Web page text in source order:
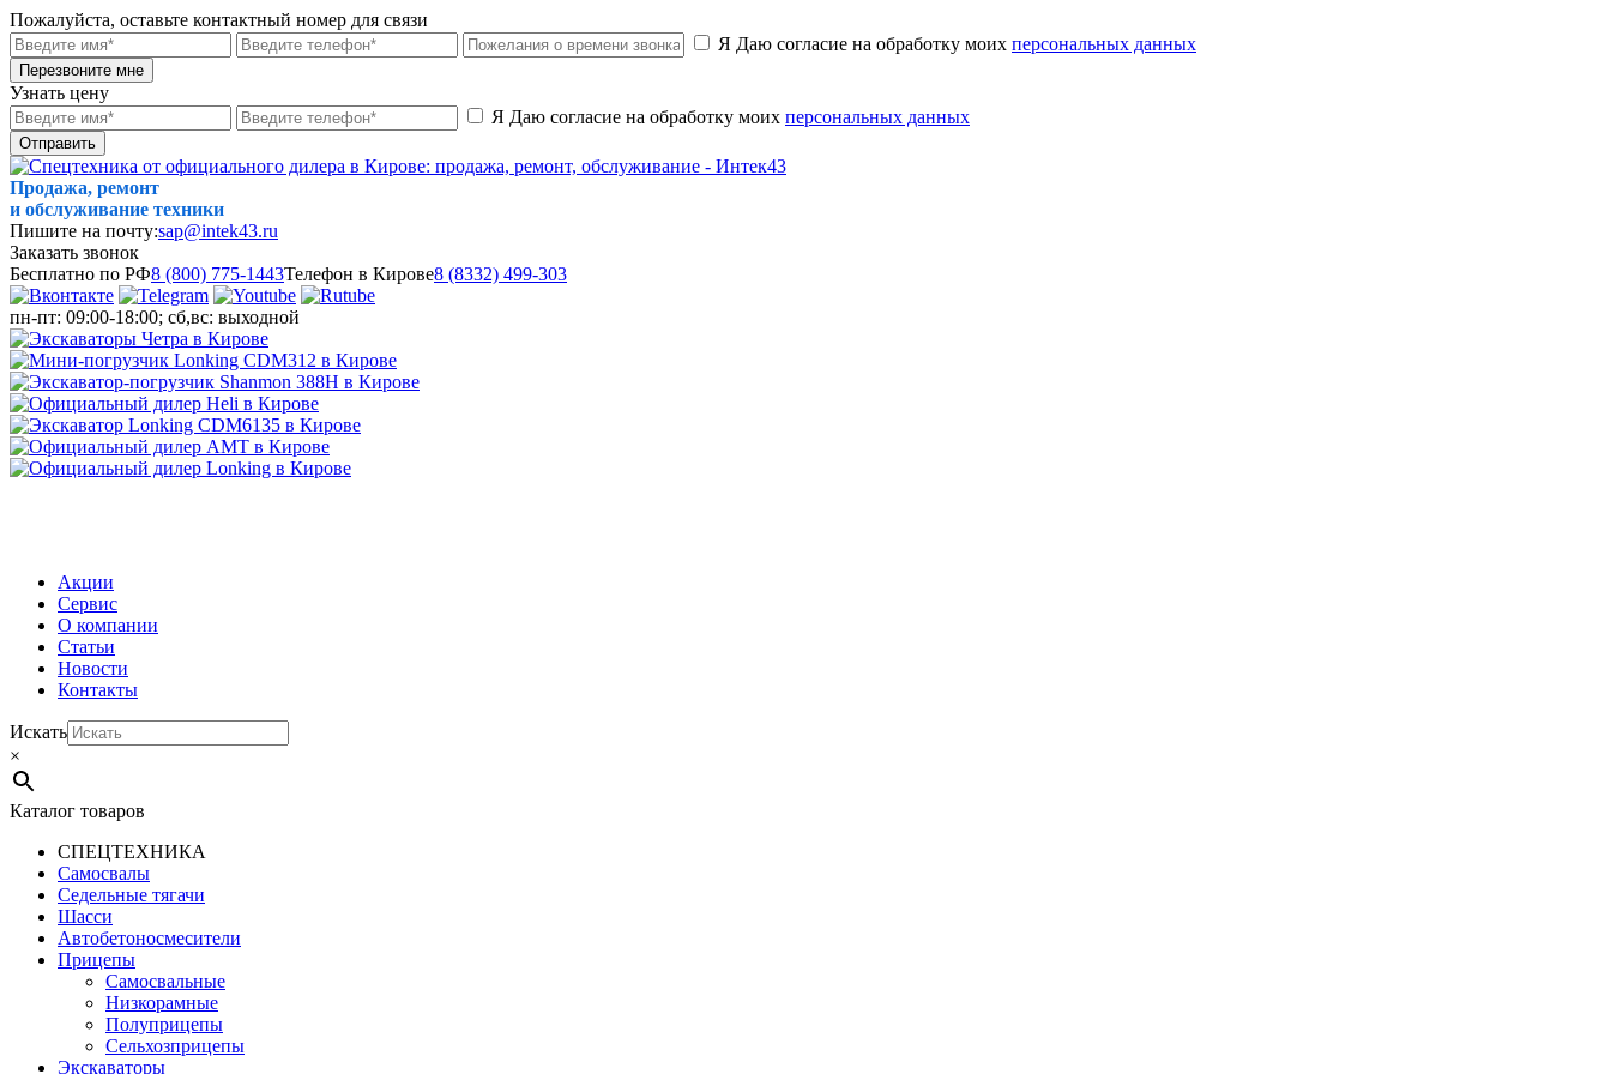
Пожалуйста, оставьте контактный номер для связи
Я Даю согласие на обработку моих персональных данных
Перезвоните мне
Узнать цену
Я Даю согласие на обработку моих персональных данных
Отправить
Продажа, ремонт
и обслуживание техники
Пишите на почту:sap@intek43.ru
Заказать звонок
Бесплатно по РФ8 (800) 775-1443Телефон в Кирове8 (8332) 499-303
пн-пт: 09:00-18:00; сб,вс: выходной
Акции
Сервис
О компании
Статьи
Новости
Контакты
Искать
×
Каталог товаров
СПЕЦТЕХНИКА
Самосвалы
Седельные тягачи
Шасси
Автобетоно­смесители
Прицепы
Самосвальные
Низкорамные
Полуприцепы
Сельхозприцепы
Экскаваторы